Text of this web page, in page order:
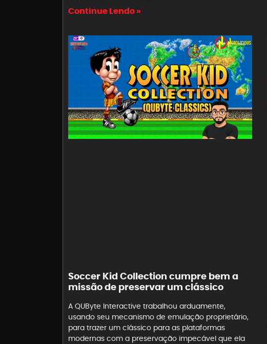
Continue Lendo »
Soccer Kid Collection cumpre bem a
missão de preservar um clássico
A QUByte Interactive trabalhou arduamente,
usando seu mecanismo de emulação proprietário,
para trazer um clássico para as plataformas
modernas com a preservação impecável que ela